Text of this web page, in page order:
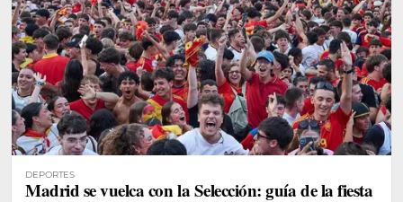
DEPORTES
Madrid se vuelca con la Selección: guía de la fiesta